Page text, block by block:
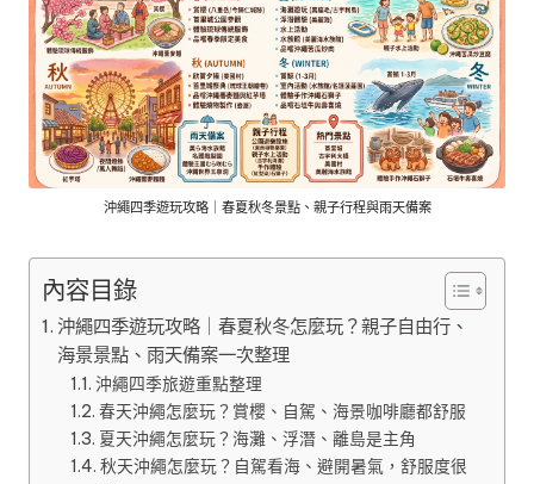
沖繩四季遊玩攻略｜春夏秋冬景點、親子行程與雨天備案
內容目錄
沖繩四季遊玩攻略｜春夏秋冬怎麼玩？親子自由行、
海景景點、雨天備案一次整理
沖繩四季旅遊重點整理
春天沖繩怎麼玩？賞櫻、自駕、海景咖啡廳都舒服
夏天沖繩怎麼玩？海灘、浮潛、離島是主角
秋天沖繩怎麼玩？自駕看海、避開暑氣，舒服度很